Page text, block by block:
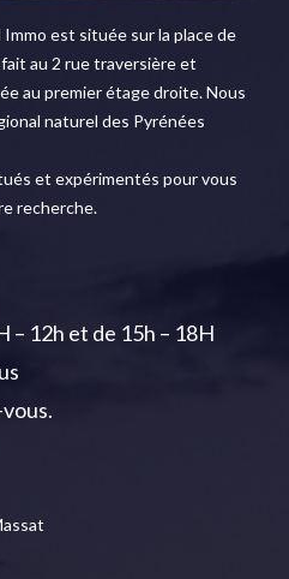
Immo est située sur la place de
fait au 2 rue traversière et
au premier étage droite. Nous
naturel des Pyrénées
et expérimentés pour vous
recherche.
– 12h et de 15h – 18H